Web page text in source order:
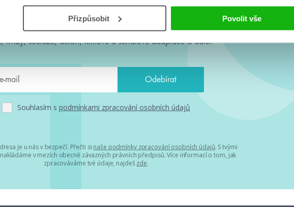
Přizpůsobit Povolit vše
#HumbookNews
#youngadult každý měsíc rovnou do mailu! Nové knihy, co se
kvízy, soutěže, autoři, filmové a seriálové adaptace a další.
Souhlasím s podmínkami zpracování osobních údajů
je u nás v bezpečí. Přečti si naše podmínky zpracování osobních údajů. S tvými
v mezích obecně závazných právních předpisů. Více informací o tom, jak
zpracováváme tvé údaje, najdeš zde.